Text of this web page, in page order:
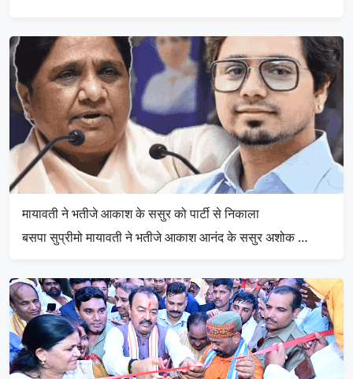
मायावती ने भतीजे आकाश के ससुर को पार्टी से निकाला
बसपा सुप्रीमो मायावती ने भतीजे आकाश आनंद के ससुर अशोक …